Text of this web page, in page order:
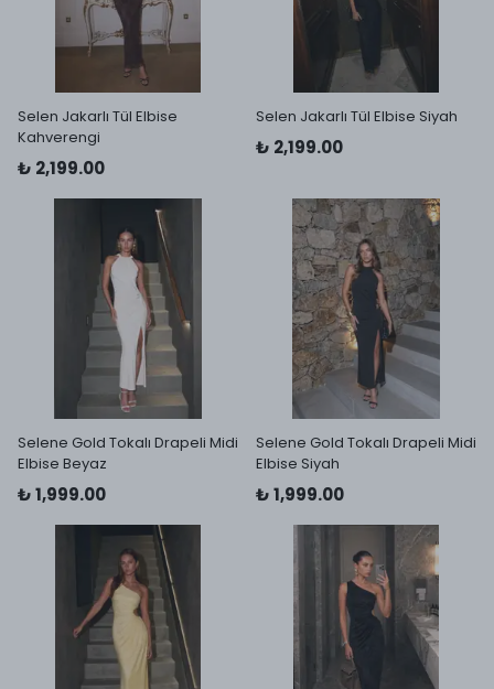
Selen Jakarlı Tül Elbise
Kahverengi
₺ 2,199.00
Selen Jakarlı Tül Elbise Siyah
₺ 2,199.00
Selene Gold Tokalı Drapeli Midi
Elbise Beyaz
₺ 1,999.00
Selene Gold Tokalı Drapeli Midi
Elbise Siyah
₺ 1,999.00